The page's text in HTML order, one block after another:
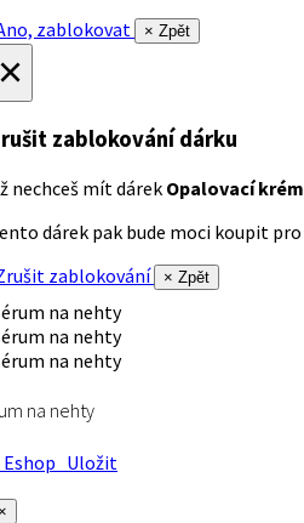
zablokovat
× Zpět
zablokování dárku
nechceš mít dárek Opalovací krém
dárek pak bude moci koupit pro
zablokování
× Zpět
na nehty
Uložit